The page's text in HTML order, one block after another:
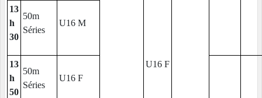
U16 F
13
h
30
50m
Séries
U16 M
13
h
50
50m
Séries
U16 F